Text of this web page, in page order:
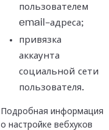
пользователем
email-адреса;
привязка
аккаунта
социальной сети
пользователя.
Подробная информация
о настройке вебхуков